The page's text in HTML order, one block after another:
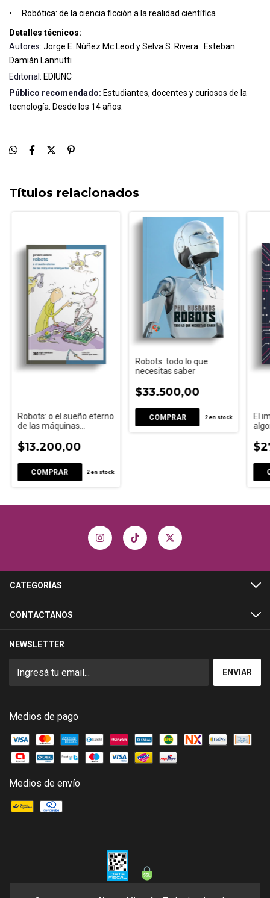
•
Robótica: de la ciencia ficción a la realidad científica
Detalles técnicos:
Autores: Jorge E. Núñez Mc Leod y Selva S. Rivera · Esteban
Damián Lannutti
Editorial: EDIUNC
Público recomendado: Estudiantes, docentes y curiosos de la
tecnología. Desde los 14 años.
Títulos relacionados
Robots: o el sueño eterno
de las máquinas
$13.200,00
2en stock
Robots: todo lo que
necesitas saber
$33.500,00
2en stock
El
CATEGORÍAS
CONTACTANOS
NEWSLETTER
Medios de pago
Medios de envío